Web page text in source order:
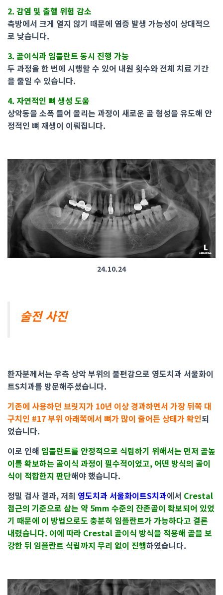
2. 감염 및 출혈 위험 감소
측방에서 크게 열지 않기 때문에 염증 발생 가능성이 상대적으
로 낮습니다.
3. 골이식과 임플란트 동시 진행 가능
두 과정을 한 번에 시행할 수 있어 내원 횟수와 전체 치료 기간
을 줄일 수 있습니다.
4. 자연적인 뼈 생성 도움
상악동을 소폭 들어 올리는 과정이 새로운 골 형성을 유도해 안
정적인 뼈 재생이 이뤄집니다.
24.10.24
술전 사진
환자분께서는 우측 상악 부위의 불편감으로 영도치과 서울화이
트S치과를 방문해주셨습니다.
기존에 사용하던 브릿지가 10년 이상 경과하면서 가장 뒤쪽 대
구치인 #17 부위 아래쪽에서 뼈가 많이 줄어든 상태가 확인되
었습니다.
이로 인해 임플란트를 안정적으로 식립하기 위해서는 먼저 골높
이를 확보하는 골이식 과정이 필수적이었고, 어떤 방식의 골이
식이 적합한지 판단해야 했습니다.
정밀 검사 결과, 저희 영도치과 서울화이트S치과에서 Crestal
접근의 기준으로 삼는 약 5mm 수준의 잔존골이 확보되어 있었
기 때문에 이 방법으로도 충분히 임플란트가 가능하다고 결론
내렸습니다. 이에 따라 Crestal 골이식 방식을 적용해 골을 보
강한 뒤 임플란트 식립까지 무리 없이 진행하였습니다.